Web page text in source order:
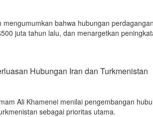
mengumumkan bahwa hubungan
juta tahun lalu, dan menargetkan
Hubungan Iran dan Turkmenistan
Ali Khamenei menilai pengembangan
sebagai prioritas utama.